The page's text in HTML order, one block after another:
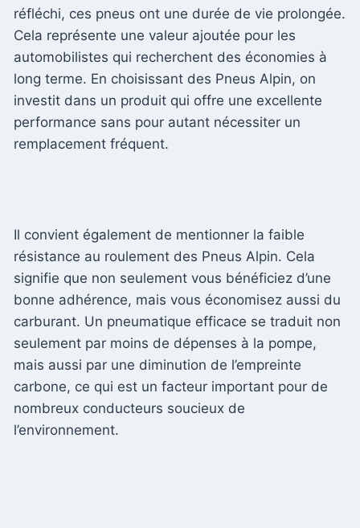
réfléchi, ces pneus ont une durée de vie prolongée.
Cela représente une valeur ajoutée pour les
automobilistes qui recherchent des économies à
long terme. En choisissant des Pneus Alpin, on
investit dans un produit qui offre une excellente
performance sans pour autant nécessiter un
remplacement fréquent.
Il convient également de mentionner la faible
résistance au roulement des Pneus Alpin. Cela
signifie que non seulement vous bénéficiez d’une
bonne adhérence, mais vous économisez aussi du
carburant. Un pneumatique efficace se traduit non
seulement par moins de dépenses à la pompe,
mais aussi par une diminution de l’empreinte
carbone, ce qui est un facteur important pour de
nombreux conducteurs soucieux de
l’environnement.